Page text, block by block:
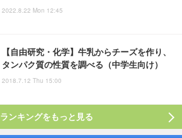
2022.8.22 Mon 12:45
【自由研究・化学】牛乳からチーズを作り、
タンパク質の性質を調べる（中学生向け）
2018.7.12 Thu 15:00
ランキングをもっと見る